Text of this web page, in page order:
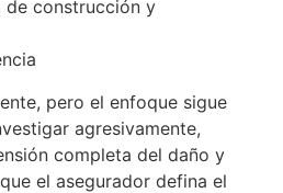
de construcción y
pero el enfoque sigue
agresivamente,
completa del daño y
el asegurador defina el